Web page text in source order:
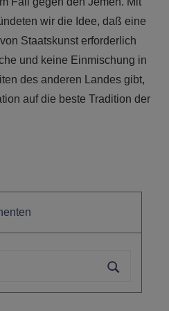
wir die Idee, daß eine
Staatskunst erforderlich
und keine Einmischung in
des anderen Landes gibt,
auf die beste Tradition der